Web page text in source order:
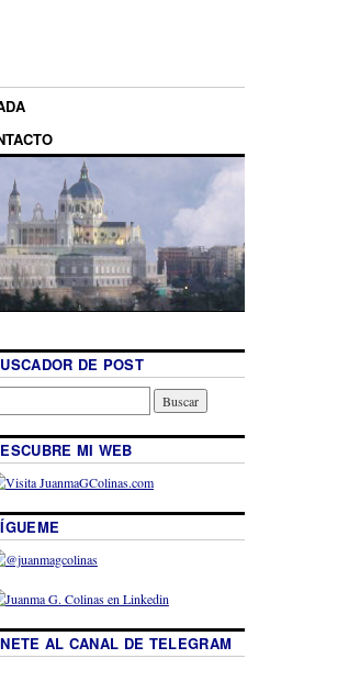
DE POST
MI WEB
AL CANAL DE TELEGRAM